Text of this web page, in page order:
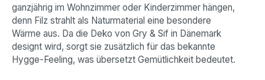
ganzjährig im Wohnzimmer oder Kinderzimmer hängen,
denn Filz strahlt als Naturmaterial eine besondere
Wärme aus. Da die Deko von Gry & Sif in Dänemark
designt wird, sorgt sie zusätzlich für das bekannte
Hygge-Feeling, was übersetzt Gemütlichkeit bedeutet.